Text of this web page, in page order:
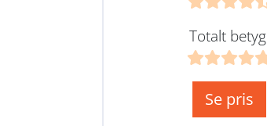
Totalt
Se pris